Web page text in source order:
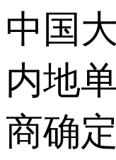
中国
内地
商确